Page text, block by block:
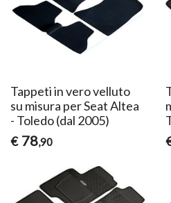
Tappeti in vero velluto
su misura per Seat Altea
- Toledo (dal 2005)
€ 78,90